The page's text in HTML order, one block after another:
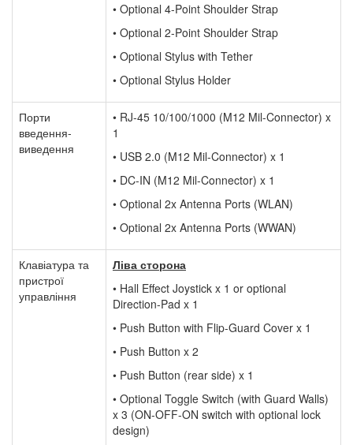
• Optional 4-Point Shoulder Strap
• Optional 2-Point Shoulder Strap
• Optional Stylus with Tether
• Optional Stylus Holder
Порти
введення-
виведення
• RJ-45 10/100/1000 (M12 Mil-Connector) x
1
• USB 2.0 (M12 Mil-Connector) x 1
• DC-IN (M12 Mil-Connector) x 1
• Optional 2x Antenna Ports (WLAN)
• Optional 2x Antenna Ports (WWAN)
Клавіатура та
пристрої
управління
Ліва сторона
• Hall Effect Joystick x 1 or optional
Direction-Pad x 1
• Push Button with Flip-Guard Cover x 1
• Push Button x 2
• Push Button (rear side) x 1
• Optional Toggle Switch (with Guard Walls)
x 3 (ON-OFF-ON switch with optional lock
design)